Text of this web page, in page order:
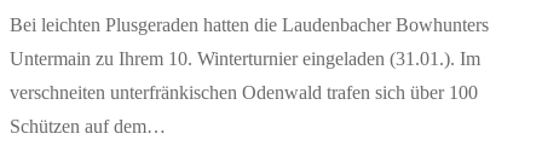
Bei leichten Plusgeraden hatten die Laudenbacher Bowhunters
Untermain zu Ihrem 10. Winterturnier eingeladen (31.01.). Im
verschneiten unterfränkischen Odenwald trafen sich über 100
Schützen auf dem…